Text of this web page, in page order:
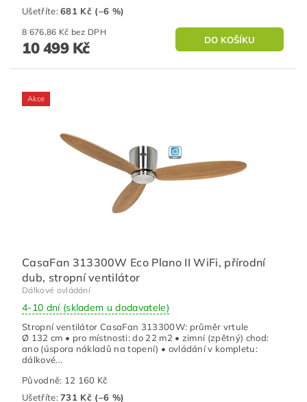
Ušetříte:681 Kč (–6 %)
8 676,86 Kč bez DPH
10 499 Kč
Akce
CasaFan 313300W Eco Plano II WiFi, přírodní
dub, stropní ventilátor
Dálkové ovládání
4-10 dní (skladem u dodavatele)
Stropní ventilátor CasaFan 313300W: průměr vrtule
Ø 132 cm • pro místnosti: do 22 m2 • zimní (zpětný) chod:
ano (úspora nákladů na topení) • ovládání v kompletu:
dálkové...
Původně: 12 160 Kč
Ušetříte:731 Kč (–6 %)